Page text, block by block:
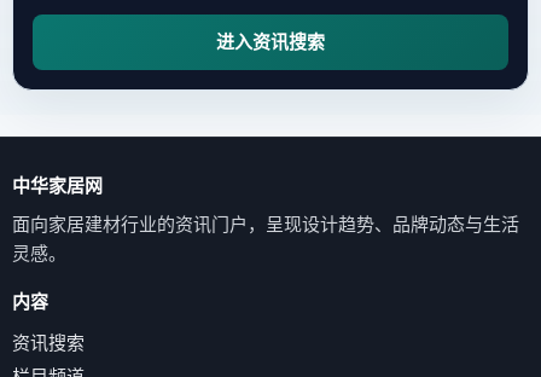
进入资讯搜索
中华家居网
面向家居建材行业的资讯门户，呈现设计趋势、品牌动态与生活
灵感。
内容
资讯搜索